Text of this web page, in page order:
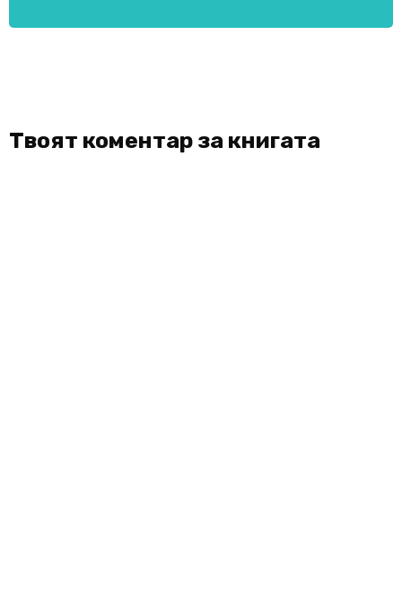
Твоят коментар за книгата